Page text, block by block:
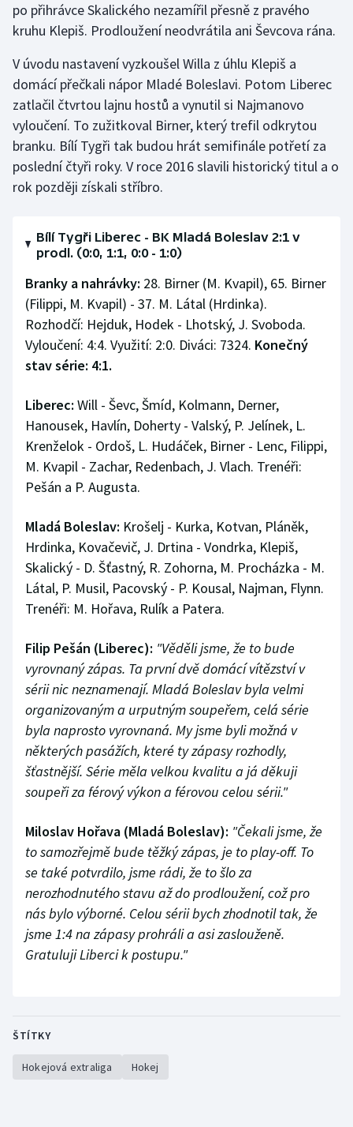
po přihrávce Skalického nezamířil přesně z pravého
kruhu Klepiš. Prodloužení neodvrátila ani Ševcova rána.
V úvodu nastavení vyzkoušel Willa z úhlu Klepiš a
domácí přečkali nápor Mladé Boleslavi. Potom Liberec
zatlačil čtvrtou lajnu hostů a vynutil si Najmanovo
vyloučení. To zužitkoval Birner, který trefil odkrytou
branku. Bílí Tygři tak budou hrát semifinále potřetí za
poslední čtyři roky. V roce 2016 slavili historický titul a o
rok později získali stříbro.
Bílí Tygři Liberec - BK Mladá Boleslav 2:1 v
prodl. (0:0, 1:1, 0:0 - 1:0)
Branky a nahrávky: 28. Birner (M. Kvapil), 65. Birner
(Filippi, M. Kvapil) - 37. M. Látal (Hrdinka).
Rozhodčí: Hejduk, Hodek - Lhotský, J. Svoboda.
Vyloučení: 4:4. Využití: 2:0. Diváci: 7324. Konečný
stav série: 4:1.
Liberec: Will - Ševc, Šmíd, Kolmann, Derner,
Hanousek, Havlín, Doherty - Valský, P. Jelínek, L.
Krenželok - Ordoš, L. Hudáček, Birner - Lenc, Filippi,
M. Kvapil - Zachar, Redenbach, J. Vlach. Trenéři:
Pešán a P. Augusta.
Mladá Boleslav: Krošelj - Kurka, Kotvan, Pláněk,
Hrdinka, Kovačevič, J. Drtina - Vondrka, Klepiš,
Skalický - D. Šťastný, R. Zohorna, M. Procházka - M.
Látal, P. Musil, Pacovský - P. Kousal, Najman, Flynn.
Trenéři: M. Hořava, Rulík a Patera.
Filip Pešán (Liberec): "Věděli jsme, že to bude
vyrovnaný zápas. Ta první dvě domácí vítězství v
sérii nic neznamenají. Mladá Boleslav byla velmi
organizovaným a urputným soupeřem, celá série
byla naprosto vyrovnaná. My jsme byli možná v
některých pasážích, které ty zápasy rozhodly,
šťastnější. Série měla velkou kvalitu a já děkuji
soupeři za férový výkon a férovou celou sérii."
Miloslav Hořava (Mladá Boleslav): "Čekali jsme, že
to samozřejmě bude těžký zápas, je to play-off. To
se také potvrdilo, jsme rádi, že to šlo za
nerozhodnutého stavu až do prodloužení, což pro
nás bylo výborné. Celou sérii bych zhodnotil tak, že
jsme 1:4 na zápasy prohráli a asi zaslouženě.
Gratuluji Liberci k postupu."
ŠTÍTKY
Hokejová extraliga Hokej